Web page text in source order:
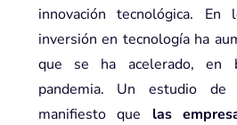
innovación tecnológica.
inversión en tecnología ha
que se ha acelerado, en
pandemia. Un estudio de
manifiesto que las